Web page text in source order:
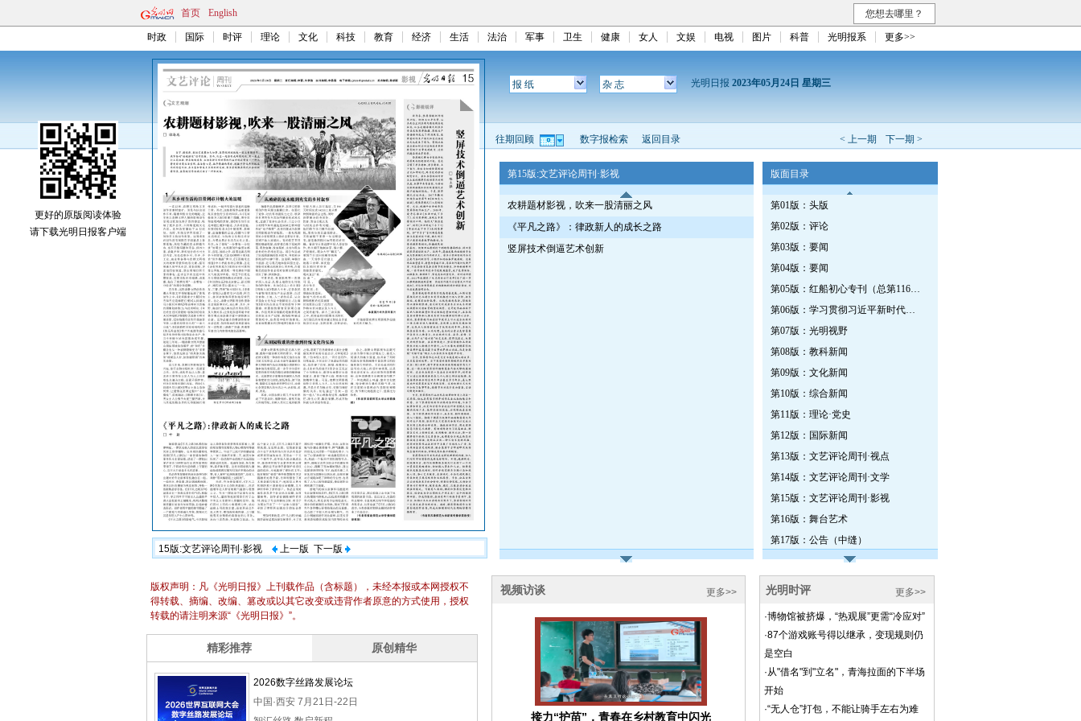
首页 English 您想去哪里？
时政 国际 时评 理论 文化 科技 教育 经济 生活 法治 军事 卫生 健康 女人 文娱 电视 图片 科普 光明报系 更多>>
15版:文艺评论周刊·影视 上一版 下一版
报 纸 杂 志 光明日报 2023年05月24日 星期三
< 上一期 下一期 >
往期回顾 数字报检索 返回目录
第15版:文艺评论周刊·影视
农耕题材影视，吹来一股清丽之风
《平凡之路》：律政新人的成长之路
竖屏技术倒逼艺术创新
版面目录
第01版：头版
第02版：评论
第03版：要闻
第04版：要闻
第05版：红船初心专刊（总第1162期）
第06版：学习贯彻习近平新时代中国特色社会主义思想专刊
第07版：光明视野
第08版：教科新闻
第09版：文化新闻
第10版：综合新闻
第11版：理论·党史
第12版：国际新闻
第13版：文艺评论周刊·视点
第14版：文艺评论周刊·文学
第15版：文艺评论周刊·影视
第16版：舞台艺术
第17版：公告（中缝）
更好的原版阅读体验
请下载光明日报客户端